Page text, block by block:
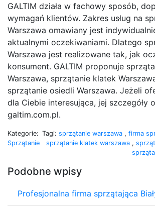
GALTIM działa w fachowy sposób,
wymagań klientów. Zakres usług na
Warszawa omawiany jest
aktualnymi oczekiwaniami. Dlatego
Warszawa jest realizowane tak, jak
konsument. GALTIM proponuje
Warszawa, sprzątanie klatek
sprzątanie osiedli Warszawa. Jeżeli
dla Ciebie interesująca, jej szczegóły
galtim.com.pl.
Kategorie:
Sprzątanie
Tagi: sprzątanie warszawa , firma
sprzątanie klatek warszawa ,
Podobne wpisy
Profesjonalna firma sprzątająca